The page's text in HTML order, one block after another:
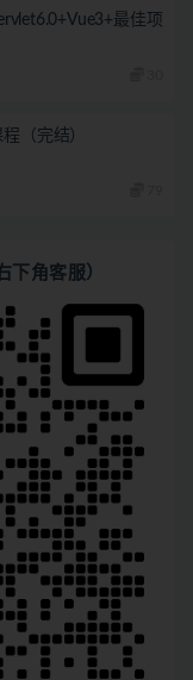
最佳项
（完结）
下角客服）